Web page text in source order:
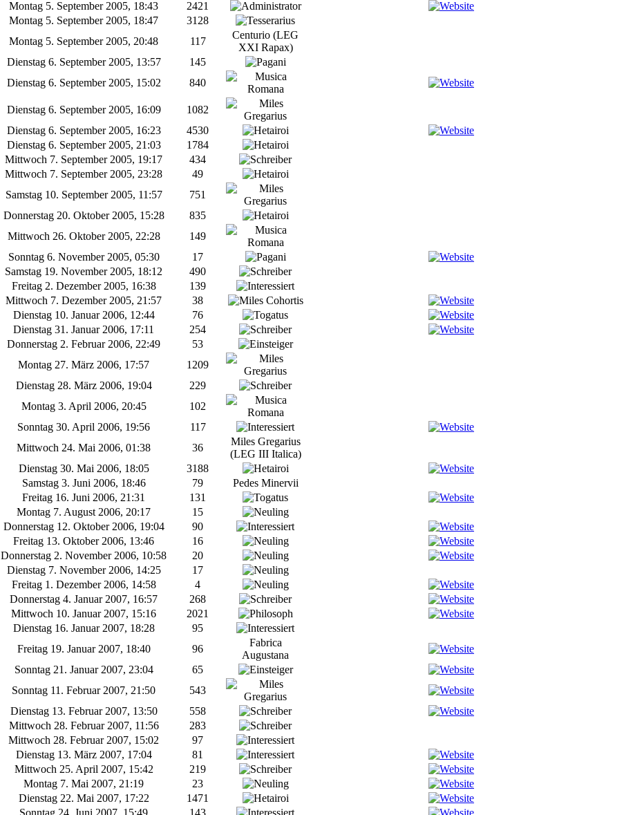
Montag 5. September 2005, 18:43
2421
Montag 5. September 2005, 18:47
3128
Montag 5. September 2005, 20:48 117
Centurio (LEG
XXI Rapax)
Dienstag 6. September 2005, 13:57
145
Dienstag 6. September 2005, 15:02 840
Dienstag 6. September 2005, 16:09
1082
Dienstag 6. September 2005, 16:23
4530
Dienstag 6. September 2005, 21:03
1784
Mittwoch 7. September 2005, 19:17
434
Mittwoch 7. September 2005, 23:28
49
Samstag 10. September 2005, 11:57
751
Donnerstag 20. Oktober 2005, 15:28
835
Mittwoch 26. Oktober 2005, 22:28
149
Sonntag 6. November 2005, 05:30
17
Samstag 19. November 2005, 18:12
490
Freitag 2. Dezember 2005, 16:38
139
Mittwoch 7. Dezember 2005, 21:57
38
Dienstag 10. Januar 2006, 12:44
76
Dienstag 31. Januar 2006, 17:11
254
Donnerstag 2. Februar 2006, 22:49
53
Montag 27. März 2006, 17:57
1209
Dienstag 28. März 2006, 19:04
229
Montag 3. April 2006, 20:45
102
Sonntag 30. April 2006, 19:56
117
Mittwoch 24. Mai 2006, 01:38 36
Miles Gregarius
(LEG III Italica)
Dienstag 30. Mai 2006, 18:05
3188
Samstag 3. Juni 2006, 18:46 79
Pedes Minervii
Freitag 16. Juni 2006, 21:31
131
Montag 7. August 2006, 20:17
15
Donnerstag 12. Oktober 2006, 19:04
90
Freitag 13. Oktober 2006, 13:46
16
Donnerstag 2. November 2006, 10:58
20
Dienstag 7. November 2006, 14:25
17
Freitag 1. Dezember 2006, 14:58
4
Donnerstag 4. Januar 2007, 16:57
268
Mittwoch 10. Januar 2007, 15:16
2021
Dienstag 16. Januar 2007, 18:28
95
Freitag 19. Januar 2007, 18:40 96
Fabrica
Augustana
Sonntag 21. Januar 2007, 23:04
65
Sonntag 11. Februar 2007, 21:50
543
Dienstag 13. Februar 2007, 13:50
558
Mittwoch 28. Februar 2007, 11:56
283
Mittwoch 28. Februar 2007, 15:02
97
Dienstag 13. März 2007, 17:04
81
Mittwoch 25. April 2007, 15:42
219
Montag 7. Mai 2007, 21:19
23
Dienstag 22. Mai 2007, 17:22
1471
Sonntag 24. Juni 2007, 15:49 143